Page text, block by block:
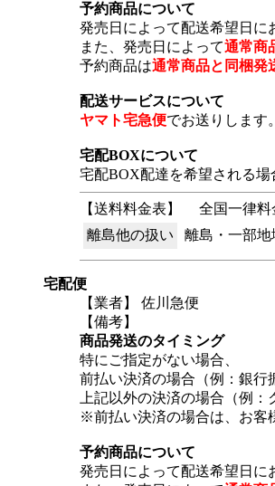
予約商品について
発売日によって配送希望日に
また、発売日によって通常商
予約商品は通常商品と同梱発
配送サービスについて
ヤマト宅急便でお送りします。
宅配BOXについて
宅配BOX配達を希望される場
【送料料金表】
全国一律料
離島他の扱い
離島・一部地
宅配便
【業者】 佐川急便
【備考】
商品発送のタイミング
特にご指定がない場合、
前払い決済の場合（例：銀
上記以外の決済の場合（例
※前払い決済の場合は、お客
予約商品について
発売日によって配送希望日に